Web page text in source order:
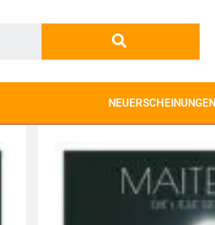
NEUERSCHEINUNGEN